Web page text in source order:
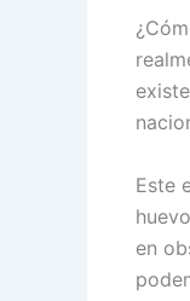
Este
en